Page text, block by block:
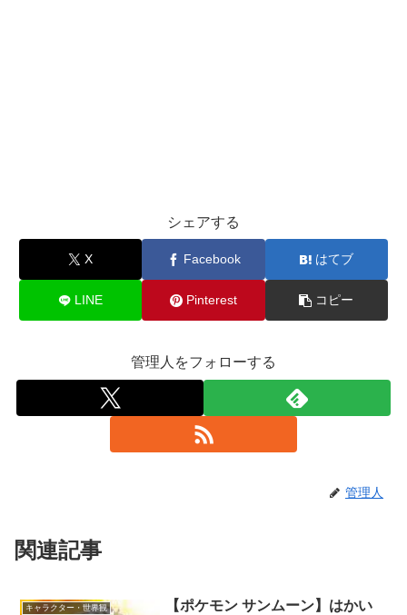
シェアする
X Facebook はてブ
LINE Pinterest コピー
管理人をフォローする
管理人
関連記事
キャラクター・世界観
【ポケモン サンムーン】はかい